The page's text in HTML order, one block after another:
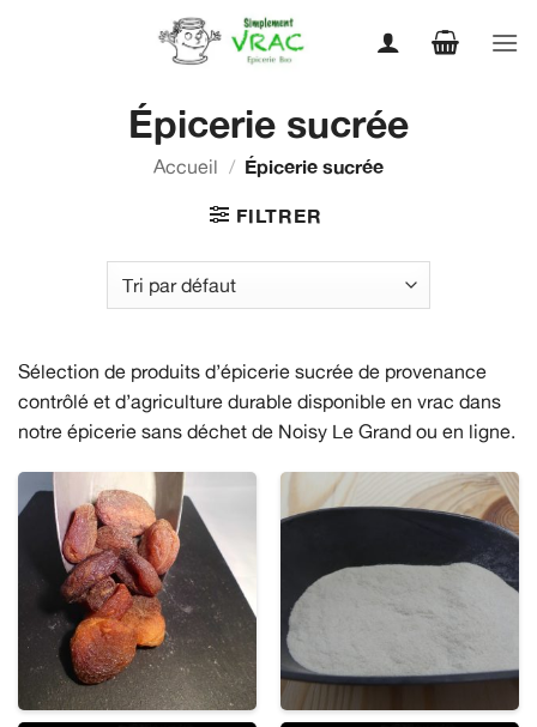
Épicerie sucrée
Accueil / Épicerie sucrée
FILTRER
Sélection de produits d’épicerie sucrée de provenance
contrôlé et d’agriculture durable disponible en vrac dans
notre épicerie sans déchet de Noisy Le Grand ou en ligne.